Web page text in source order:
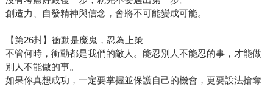
創造力、自發精神與信念，會將不可能變成可能。
【第26封】衝動是魔鬼，忍為上策
不管何時，衝動都是我們的敵人。能忍別人不能忍的事，才能做
別人不能做的事。
如果你真想成功，一定要掌握並保護自己的機會，更要設法搶奪